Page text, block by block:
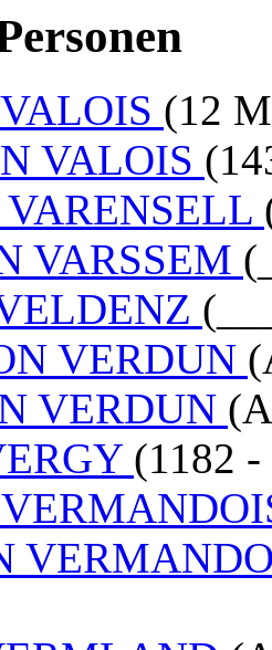
(12
VALOIS
VARSSEM
VERDUN
VERDUN
(1182